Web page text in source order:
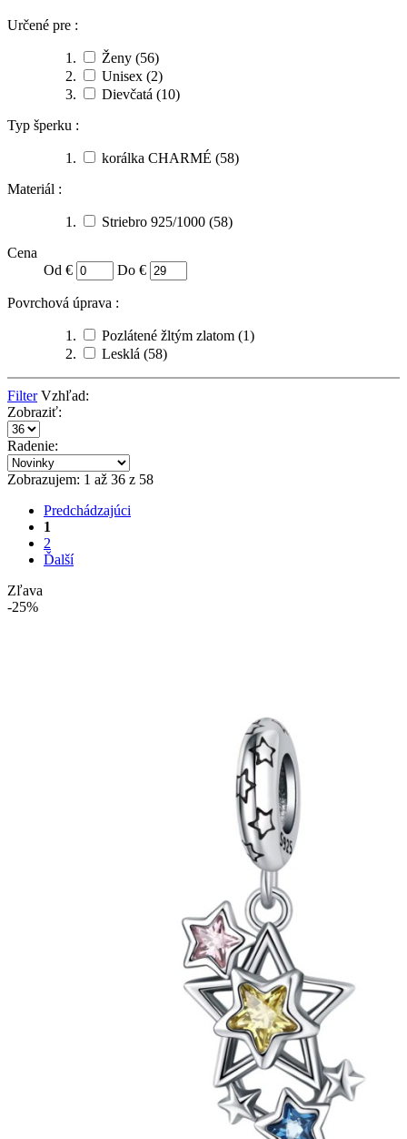
Určené pre :
Ženy (56)
Unisex (2)
Dievčatá (10)
Typ šperku :
korálka CHARMÉ (58)
Materiál :
Striebro 925/1000 (58)
Cena
Od €
Do €
Povrchová úprava :
Pozlátené žltým zlatom (1)
Lesklá (58)
Filter Vzhľad:
Zobraziť:
Radenie:
Zobrazujem: 1 až 36 z 58
Predchádzajúci
1
2
Ďalší
Zľava
-25%